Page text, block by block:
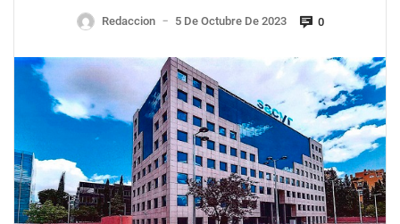
Redaccion — 5 De Octubre De 2023 0